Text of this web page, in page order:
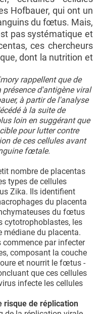
Hofbauer, qui ont un
du fœtus. Mais,
pas systématique et
ces chercheurs
dont la nutrition et
rappellent que de
d'antigène viral
à partir de l'analyse
à la suite de
loin en suggérant que
pour lutter contre
de ces cellules avant
fœtale.
nombre de placentas
types de cellules
Zika. Ils identifient
du placenta
du fœtus
cytotrophoblastes, les
médiane du placenta.
commence par infecter
composant la couche
et nourrit le fœtus -
que ces cellules
infecte les cellules
risque de réplication